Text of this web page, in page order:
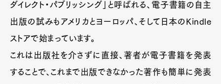
ダイレクト・パブリッシング」と呼ばれる、電子書籍の自主
出版の試みもアメリカとヨーロッパ、そして日本のKindle
ストアで始まっています。
これは出版社を介さずに直接、著者が電子書籍を発表
することで、これまで出版できなかった著作も簡単に発表